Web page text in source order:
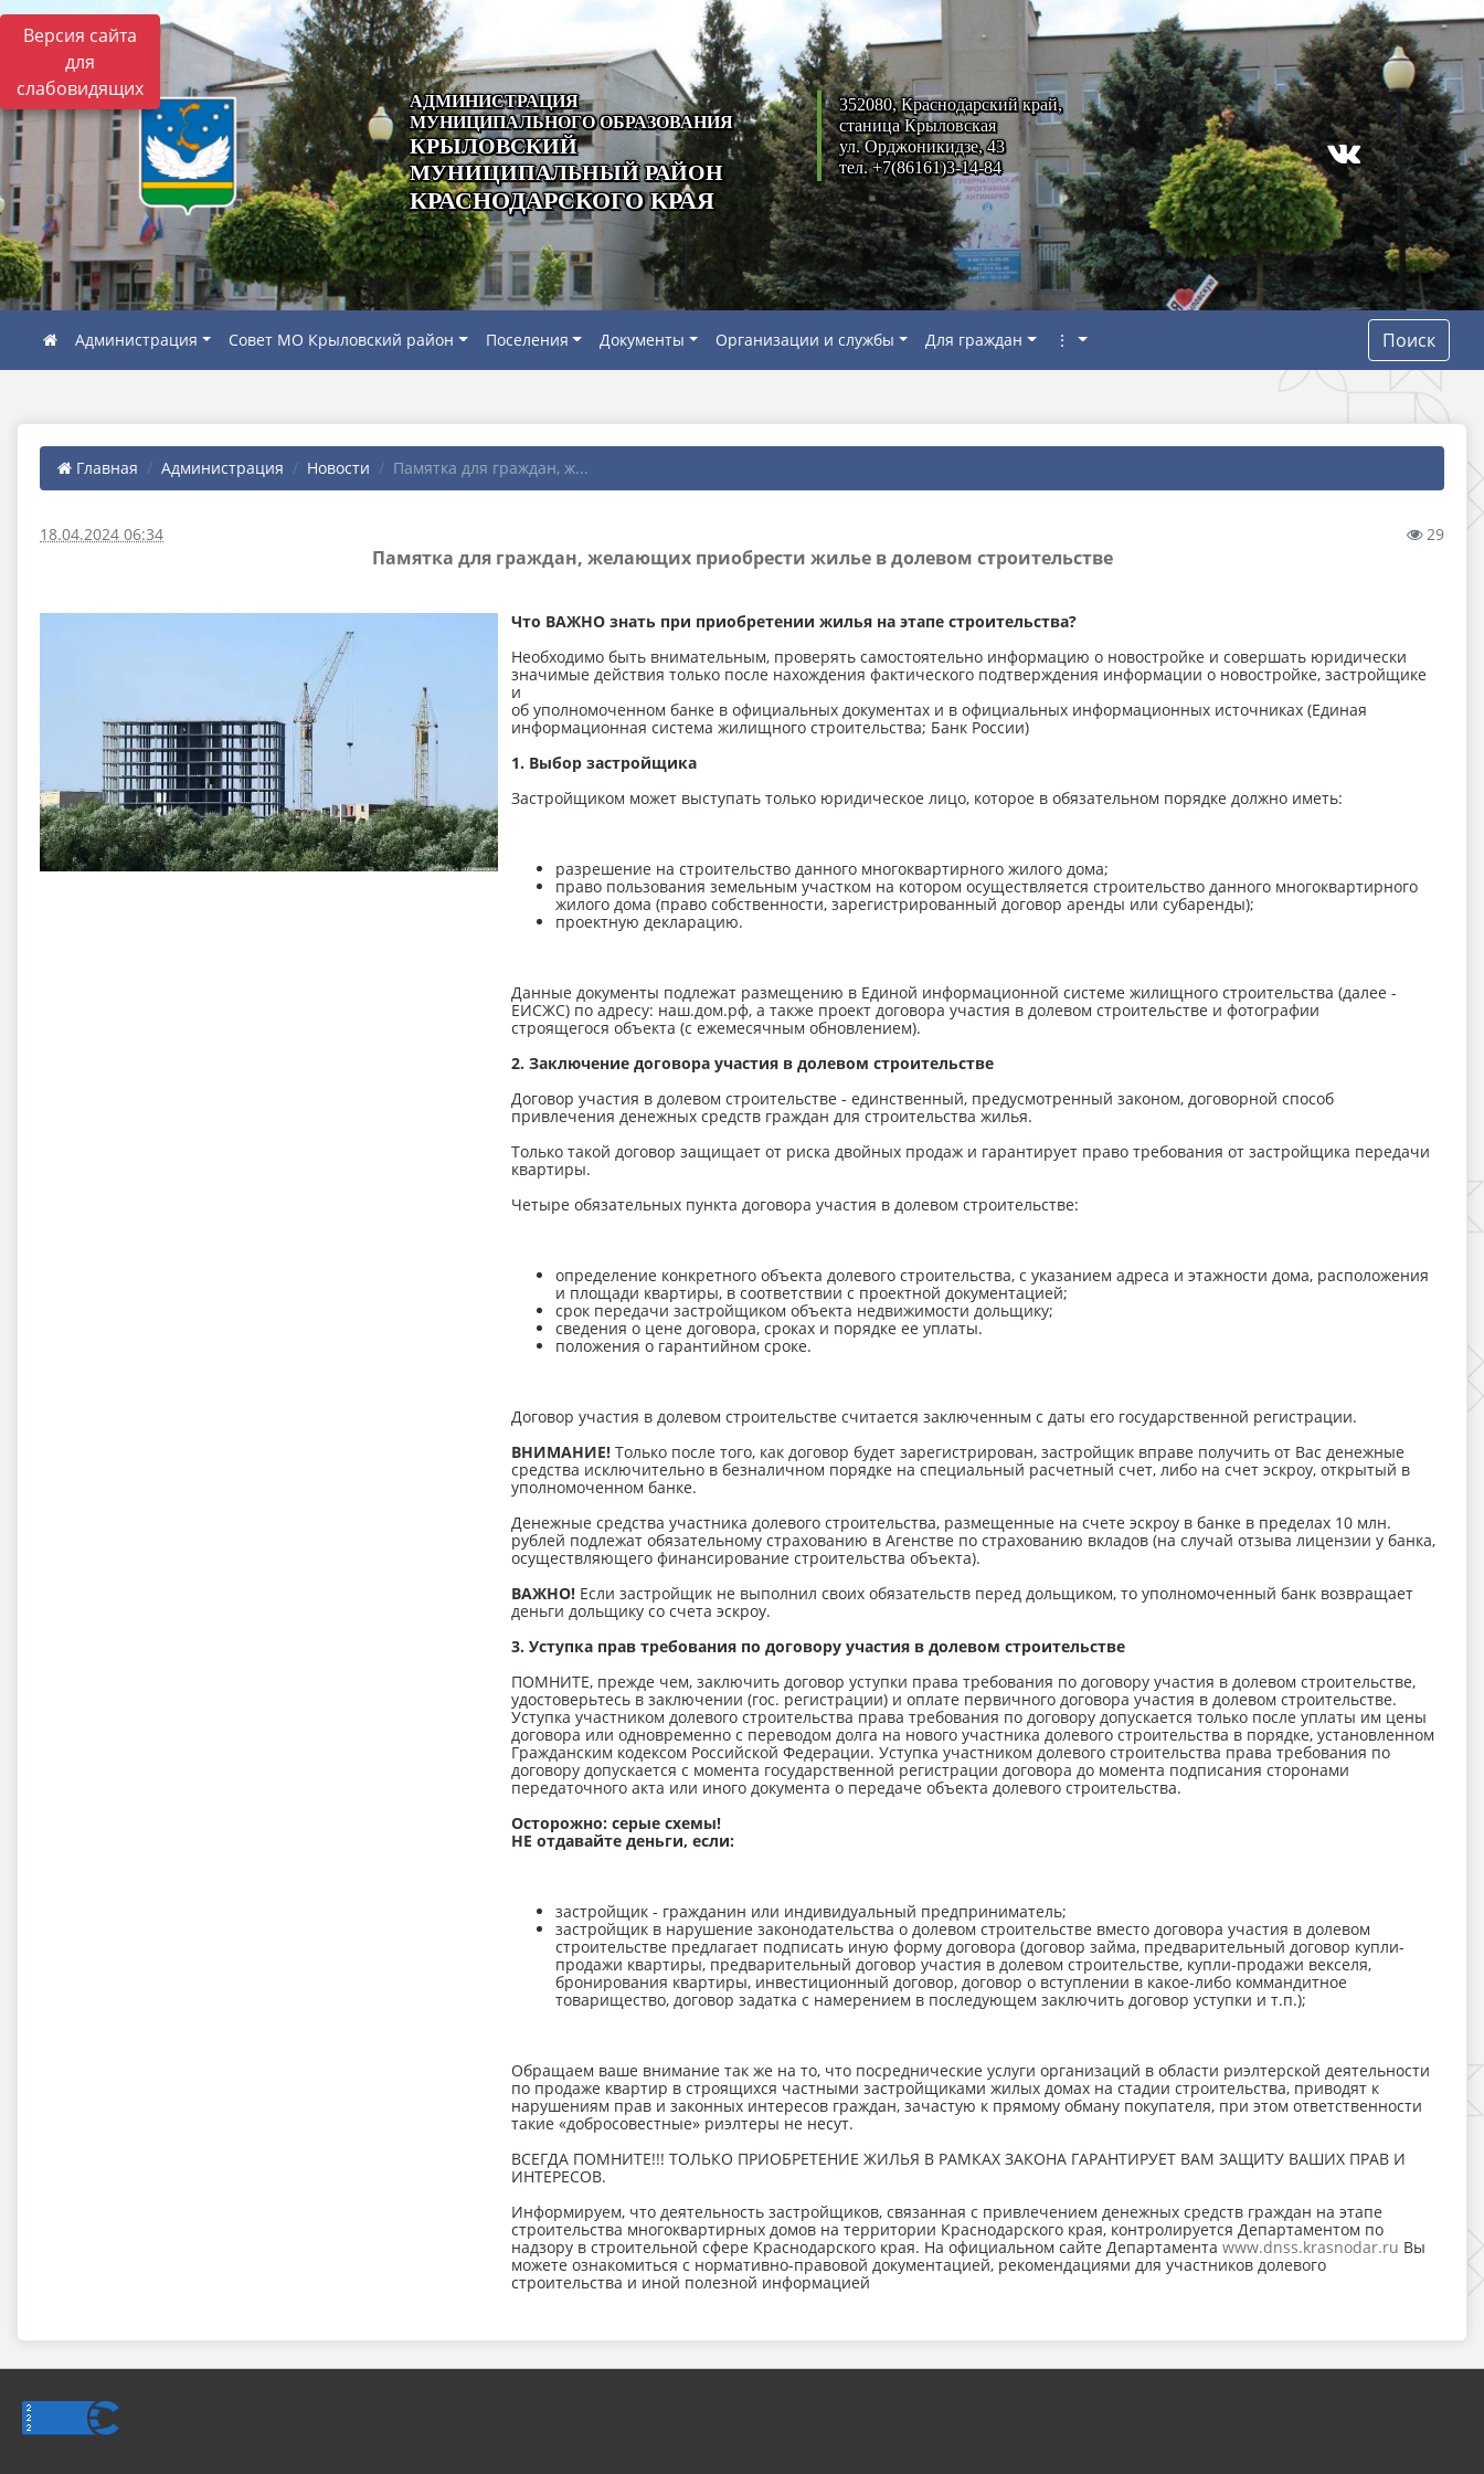
Версия сайта
для
слабовидящих
АДМИНИСТРАЦИЯ
МУНИЦИПАЛЬНОГО ОБРАЗОВАНИЯ
КРЫЛОВСКИЙ
МУНИЦИПАЛЬНЫЙ РАЙОН
КРАСНОДАРСКОГО КРАЯ
352080, Краснодарский край,
станица Крыловская
ул. Орджоникидзе, 43
тел. +7(86161)3-14-84
Администрация Совет МО Крыловский район Поселения Документы Организации и службы Для граждан ⋮ Поиск
Главная Администрация Новости Памятка для граждан, ж...
18.04.2024 06:34 29
Памятка для граждан, желающих приобрести жилье в долевом строительстве
Что ВАЖНО знать при приобретении жилья на этапе строительства?
Необходимо быть внимательным, проверять самостоятельно информацию о новостройке и совершать юридически
значимые действия только после нахождения фактического подтверждения информации о новостройке, застройщике
и
об уполномоченном банке в официальных документах и в официальных информационных источниках (Единая
информационная система жилищного строительства; Банк России)
1. Выбор застройщика
Застройщиком может выступать только юридическое лицо, которое в обязательном порядке должно иметь:
разрешение на строительство данного многоквартирного жилого дома;
право пользования земельным участком на котором осуществляется строительство данного многоквартирного
жилого дома (право собственности, зарегистрированный договор аренды или субаренды);
проектную декларацию.
Данные документы подлежат размещению в Единой информационной системе жилищного строительства (далее -
ЕИСЖС) по адресу: наш.дом.рф, а также проект договора участия в долевом строительстве и фотографии
строящегося объекта (с ежемесячным обновлением).
2. Заключение договора участия в долевом строительстве
Договор участия в долевом строительстве - единственный, предусмотренный законом, договорной способ
привлечения денежных средств граждан для строительства жилья.
Только такой договор защищает от риска двойных продаж и гарантирует право требования от застройщика передачи
квартиры.
Четыре обязательных пункта договора участия в долевом строительстве:
определение конкретного объекта долевого строительства, с указанием адреса и этажности дома, расположения
и площади квартиры, в соответствии с проектной документацией;
срок передачи застройщиком объекта недвижимости дольщику;
сведения о цене договора, сроках и порядке ее уплаты.
положения о гарантийном сроке.
Договор участия в долевом строительстве считается заключенным с даты его государственной регистрации.
ВНИМАНИЕ! Только после того, как договор будет зарегистрирован, застройщик вправе получить от Вас денежные
средства исключительно в безналичном порядке на специальный расчетный счет, либо на счет эскроу, открытый в
уполномоченном банке.
Денежные средства участника долевого строительства, размещенные на счете эскроу в банке в пределах 10 млн.
рублей подлежат обязательному страхованию в Агенстве по страхованию вкладов (на случай отзыва лицензии у банка,
осуществляющего финансирование строительства объекта).
ВАЖНО! Если застройщик не выполнил своих обязательств перед дольщиком, то уполномоченный банк возвращает
деньги дольщику со счета эскроу.
3. Уступка прав требования по договору участия в долевом строительстве
ПОМНИТЕ, прежде чем, заключить договор уступки права требования по договору участия в долевом строительстве,
удостоверьтесь в заключении (гос. регистрации) и оплате первичного договора участия в долевом строительстве.
Уступка участником долевого строительства права требования по договору допускается только после уплаты им цены
договора или одновременно с переводом долга на нового участника долевого строительства в порядке, установленном
Гражданским кодексом Российской Федерации. Уступка участником долевого строительства права требования по
договору допускается с момента государственной регистрации договора до момента подписания сторонами
передаточного акта или иного документа о передаче объекта долевого строительства.
Осторожно: серые схемы!
НЕ отдавайте деньги, если:
застройщик - гражданин или индивидуальный предприниматель;
застройщик в нарушение законодательства о долевом строительстве вместо договора участия в долевом
строительстве предлагает подписать иную форму договора (договор займа, предварительный договор купли-
продажи квартиры, предварительный договор участия в долевом строительстве, купли-продажи векселя,
бронирования квартиры, инвестиционный договор, договор о вступлении в какое-либо коммандитное
товарищество, договор задатка с намерением в последующем заключить договор уступки и т.п.);
Обращаем ваше внимание так же на то, что посреднические услуги организаций в области риэлтерской деятельности
по продаже квартир в строящихся частными застройщиками жилых домах на стадии строительства, приводят к
нарушениям прав и законных интересов граждан, зачастую к прямому обману покупателя, при этом ответственности
такие «добросовестные» риэлтеры не несут.
ВСЕГДА ПОМНИТЕ!!! ТОЛЬКО ПРИОБРЕТЕНИЕ ЖИЛЬЯ В РАМКАХ ЗАКОНА ГАРАНТИРУЕТ ВАМ ЗАЩИТУ ВАШИХ ПРАВ И
ИНТЕРЕСОВ.
Информируем, что деятельность застройщиков, связанная с привлечением денежных средств граждан на этапе
строительства многоквартирных домов на территории Краснодарского края, контролируется Департаментом по
надзору в строительной сфере Краснодарского края. На официальном сайте Департамента www.dnss.krasnodar.ru Вы
можете ознакомиться с нормативно-правовой документацией, рекомендациями для участников долевого
строительства и иной полезной информацией